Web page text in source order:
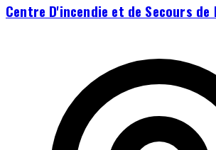
Centre D'incendie et de Secours de